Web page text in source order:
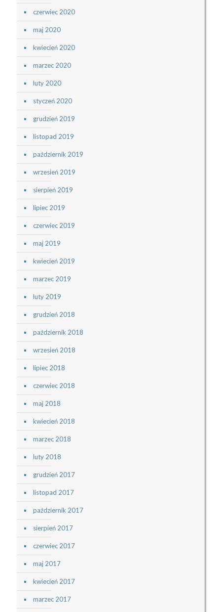
czerwiec 2020
maj 2020
kwiecień 2020
marzec 2020
luty 2020
styczeń 2020
grudzień 2019
listopad 2019
październik 2019
wrzesień 2019
sierpień 2019
lipiec 2019
czerwiec 2019
maj 2019
kwiecień 2019
marzec 2019
luty 2019
grudzień 2018
październik 2018
wrzesień 2018
lipiec 2018
czerwiec 2018
maj 2018
kwiecień 2018
marzec 2018
luty 2018
grudzień 2017
listopad 2017
październik 2017
sierpień 2017
czerwiec 2017
maj 2017
kwiecień 2017
marzec 2017